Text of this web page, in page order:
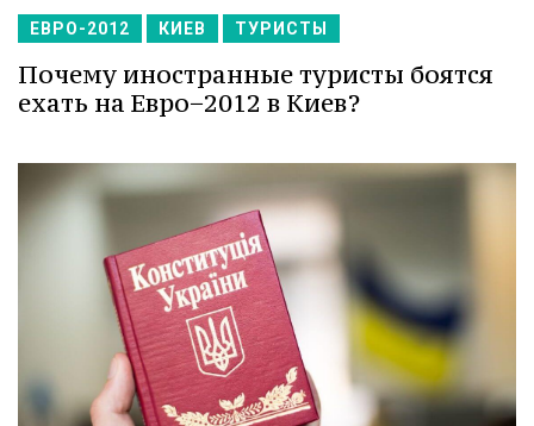
ЕВРО-2012 КИЕВ ТУРИСТЫ
Почему иностранные туристы боятся
ехать на Евро−2012 в Киев?